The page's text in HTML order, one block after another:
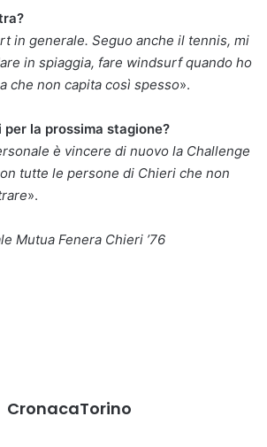
in generale. Seguo anche il tennis, mi
in spiaggia, fare windsurf quando ho
che non capita così spesso».
la prossima stagione?
è vincere di nuovo la Challenge
tutte le persone di Chieri che non
».
Mutua Fenera Chieri ’76
CronacaTorino